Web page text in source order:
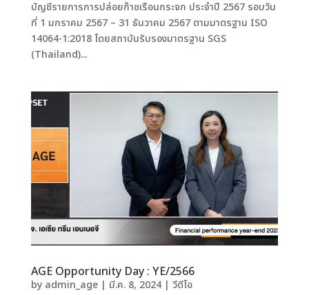
บัญชีรายการการปล่อยก๊าซเรือนกระจก ประจำปี 2567 รอบวัน
ที่ 1 มกราคม 2567 – 31 ธันวาคม 2567 ตามมาตรฐาน ISO
14064-1:2018 โดยสถาบันรับรองมาตรฐาน SGS
(Thailand)...
AGE Opportunity Day : YE/2566
by admin_age| มี.ค. 8, 2024| วีดีโอ